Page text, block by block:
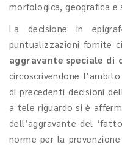
morfologica, geografica e
La decisione in
puntualizzazioni fornite
aggravante speciale di
circoscrivendone
di precedenti decisioni
a tele riguardo si è
dell’aggravante del
norme per la